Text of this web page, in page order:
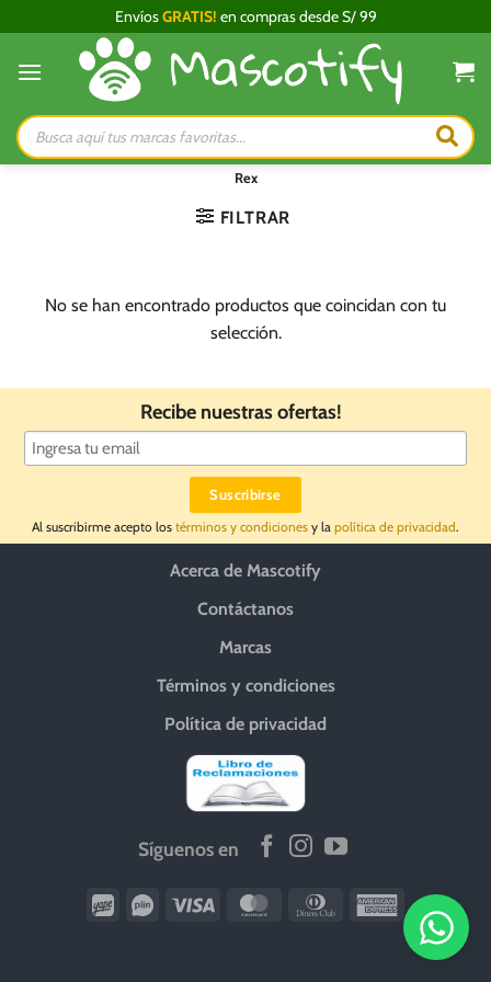
al
contenido
EnvíosGRATIS! en compras desde S/ 99
Búsqueda
de
productos
Rex
FILTRAR
No se han encontrado productos que coincidan con tu
selección.
Recibe nuestras ofertas!
Al suscribirme acepto los términos y condiciones y la política de privacidad.
Acerca de Mascotify
Contáctanos
Marcas
Términos y condiciones
Política de privacidad
Síguenos en
Wirecard
Vipps Visa MasterCardDinners
American
Express